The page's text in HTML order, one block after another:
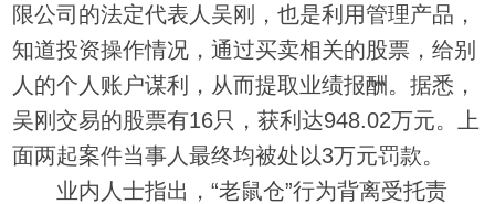
限公司的法定代表人吴刚，也是利用管理产品，
知道投资操作情况，通过买卖相关的股票，给别
人的个人账户谋利，从而提取业绩报酬。据悉，
吴刚交易的股票有16只，获利达948.02万元。上
面两起案件当事人最终均被处以3万元罚款。
业内人士指出，“老鼠仓”行为背离受托责